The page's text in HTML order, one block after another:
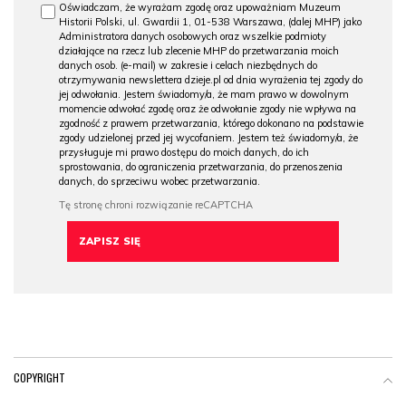
Oświadczam, że wyrażam zgodę oraz upoważniam Muzeum
Historii Polski, ul. Gwardii 1, 01-538 Warszawa, (dalej MHP) jako
Administratora danych osobowych oraz wszelkie podmioty
działające na rzecz lub zlecenie MHP do przetwarzania moich
danych osob. (e-mail) w zakresie i celach niezbędnych do
otrzymywania newslettera dzieje.pl od dnia wyrażenia tej zgody do
jej odwołania. Jestem świadomy/a, że mam prawo w dowolnym
momencie odwołać zgodę oraz że odwołanie zgody nie wpływa na
zgodność z prawem przetwarzania, którego dokonano na podstawie
zgody udzielonej przed jej wycofaniem. Jestem też świadomy/a, że
przysługuje mi prawo dostępu do moich danych, do ich
sprostowania, do ograniczenia przetwarzania, do przenoszenia
danych, do sprzeciwu wobec przetwarzania.
COPYRIGHT